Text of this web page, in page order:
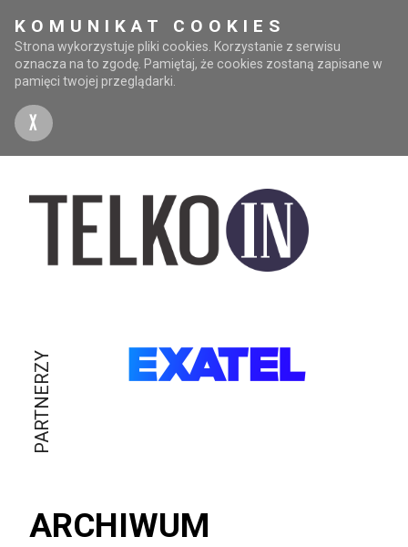
KOMUNIKAT COOKIES
Strona wykorzystuje pliki cookies. Korzystanie z serwisu
oznacza na to zgodę. Pamiętaj, że cookies zostaną zapisane w
pamięci twojej przeglądarki.
X
PARTNERZY
ARCHIWUM